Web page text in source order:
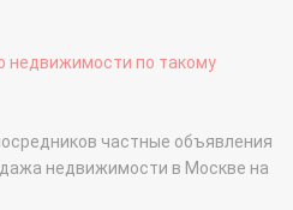
недвижимости по такому
частные объявления
недвижимости в Москве на